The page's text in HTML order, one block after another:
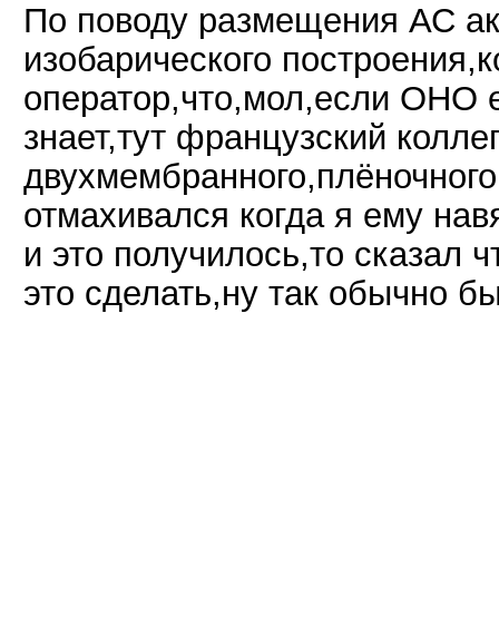
По поводу размещения АС
изобарического
оператор,что,мол,если ОНО
знает,тут французский
отмахивался когда я ему
и это получилось,то сказал
это сделать,ну так обычно